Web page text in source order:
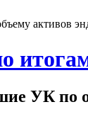
активов
УК по